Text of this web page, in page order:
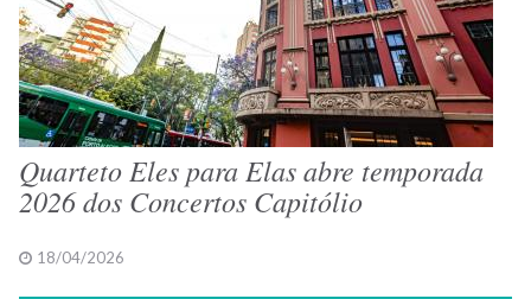
Quarteto Eles para Elas abre temporada
2026 dos Concertos Capitólio
18/04/2026